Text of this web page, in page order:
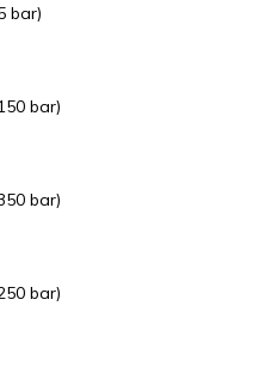
bar)
bar)
bar)
bar)